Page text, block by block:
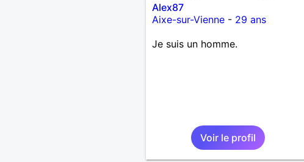
Alex87
Aixe-sur-Vienne- 29 ans
Je suis un homme.
Voir le profil